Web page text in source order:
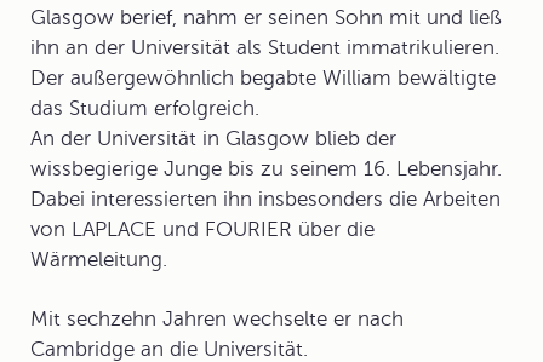
Glasgow berief, nahm er seinen Sohn mit und ließ
ihn an der Universität als Student immatrikulieren.
Der außergewöhnlich begabte William bewältigte
das Studium erfolgreich.
An der Universität in Glasgow blieb der
wissbegierige Junge bis zu seinem 16. Lebensjahr.
Dabei interessierten ihn insbesonders die Arbeiten
von LAPLACE und FOURIER über die
Wärmeleitung.
Mit sechzehn Jahren wechselte er nach
Cambridge an die Universität.